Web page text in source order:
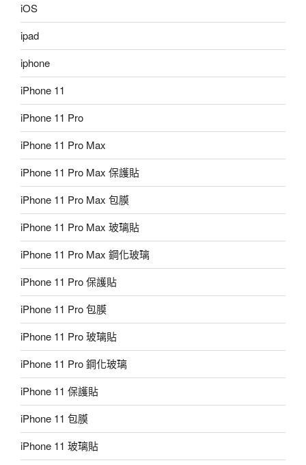
iOS
ipad
iphone
iPhone 11
iPhone 11 Pro
iPhone 11 Pro Max
iPhone 11 Pro Max 保護貼
iPhone 11 Pro Max 包膜
iPhone 11 Pro Max 玻璃貼
iPhone 11 Pro Max 鋼化玻璃
iPhone 11 Pro 保護貼
iPhone 11 Pro 包膜
iPhone 11 Pro 玻璃貼
iPhone 11 Pro 鋼化玻璃
iPhone 11 保護貼
iPhone 11 包膜
iPhone 11 玻璃貼